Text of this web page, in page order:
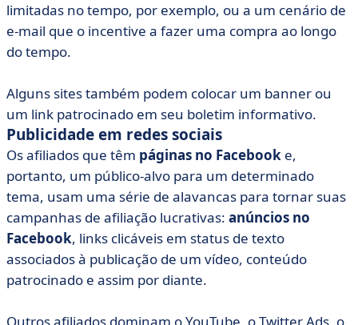
limitadas no tempo, por exemplo, ou a um cenário de
e-mail que o incentive a fazer uma compra ao longo
do tempo.
Alguns sites também podem colocar um banner ou
um link patrocinado em seu boletim informativo.
Publicidade em redes sociais
Os afiliados que têm páginas no Facebook e,
portanto, um público-alvo para um determinado
tema, usam uma série de alavancas para tornar suas
campanhas de afiliação lucrativas: anúncios no
Facebook, links clicáveis em status de texto
associados à publicação de um vídeo, conteúdo
patrocinado e assim por diante.